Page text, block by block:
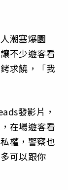
潮塞爆園
不少遊客看
求饒，「我
發影片，
在場遊客看
權，警察也
可以跟你